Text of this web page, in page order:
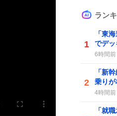
ラン
1
「東
でデ
「座れ
6時間前
2
「新
乗り
密状態
4時間前
「就